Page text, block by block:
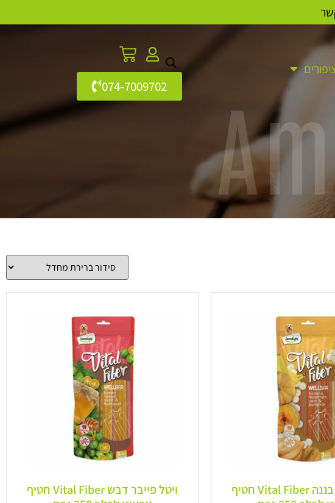
074-7009702
ויטל פייבר בננה Vital Fiber חטיף
ויטל פייבר דבש Vital Fiber חטיף